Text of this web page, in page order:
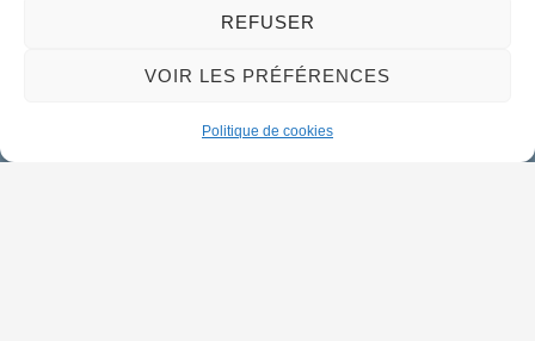
REFUSER
VOIR LES PRÉFÉRENCES
Politique de cookies
9h00 à 12h30 & 14h00 à 17h30